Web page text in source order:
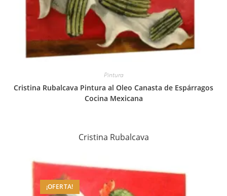
Pintura
Cristina Rubalcava Pintura al Oleo Canasta de Espárragos
Cocina Mexicana
Cristina Rubalcava
¡OFERTA!